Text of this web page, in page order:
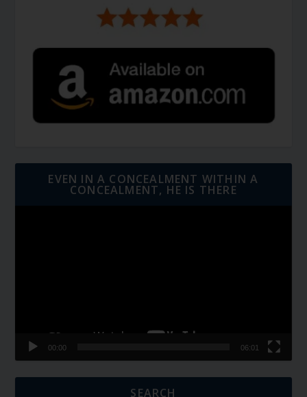
EVEN IN A CONCEALMENT WITHIN A
CONCEALMENT, HE IS THERE
00:00 06:01
SEARCH